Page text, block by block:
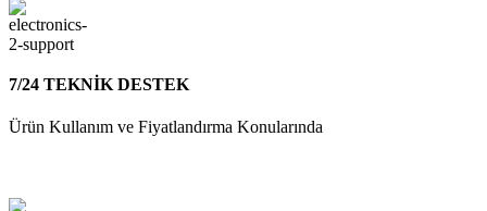
7/24 TEKNİK DESTEK
Ürün Kullanım ve Fiyatlandırma Konularında